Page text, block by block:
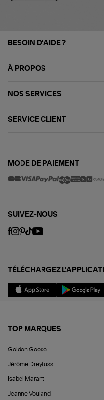
BESOIN D'AIDE ?
À PROPOS
NOS SERVICES
SERVICE CLIENT
MODE DE PAIEMENT
SUIVEZ-NOUS
TÉLÉCHARGEZ
TOP MARQUES
Golden Goose
Jérôme Dreyfuss
Isabel Marant
Jeanne Vouland